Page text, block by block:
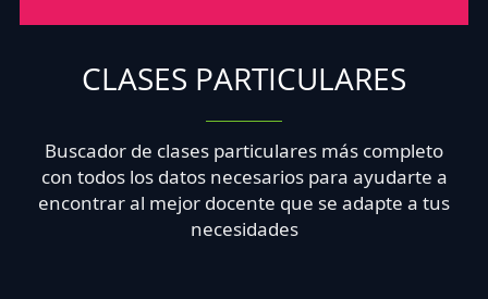
CLASES PARTICULARES
Buscador de clases particulares más completo
con todos los datos necesarios para ayudarte a
encontrar al mejor docente que se adapte a tus
necesidades